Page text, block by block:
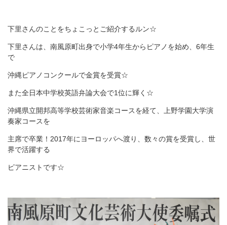
下里さんのことをちょこっとご紹介するルン☆
下里さんは、南風原町出身で小学4年生からピアノを始め、6年生
で
沖縄ピアノコンクールで金賞を受賞☆
また全日本中学校英語弁論大会で1位に輝く☆
沖縄県立開邦高等学校芸術家音楽コースを経て、上野学園大学演
奏家コースを
主席で卒業！2017年にヨーロッパへ渡り、数々の賞を受賞し、世
界で活躍する
ピアニストです☆